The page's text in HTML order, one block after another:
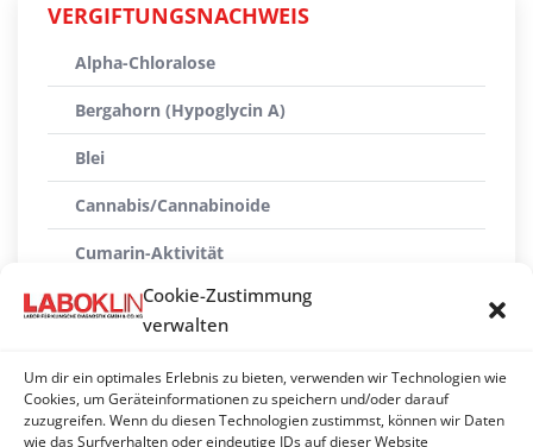
Cookie-Zustimmung
verwalten
Um dir ein optimales Erlebnis zu bieten, verwenden wir Technologien wie
Cookies, um Geräteinformationen zu speichern und/oder darauf
zuzugreifen. Wenn du diesen Technologien zustimmst, können wir Daten
wie das Surfverhalten oder eindeutige IDs auf dieser Website
VERGIFTUNGSNACHWEIS
Alpha-Chloralose
Bergahorn (Hypoglycin A)
Blei
Cannabis/Cannabinoide
Cumarin-Aktivität
Gift-Screening*
Kreutzkraut (Senecionin)